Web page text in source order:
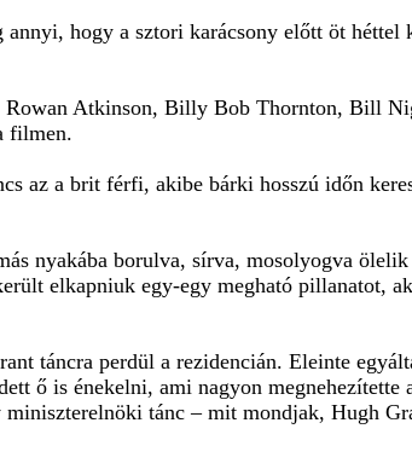
hogy a sztori karácsony előtt öt héttel
Rowan Atkinson, Billy Bob Thornton, Bill
filmen.
az a brit férfi, akibe bárki hosszú időn
nyakába borulva, sírva, mosolyogva ölelik
elkapniuk egy-egy megható pillanatot,
táncra perdül a rezidencián. Eleinte
ő is énekelni, ami nagyon megnehezítette
tánc – mit mondjak, Hugh